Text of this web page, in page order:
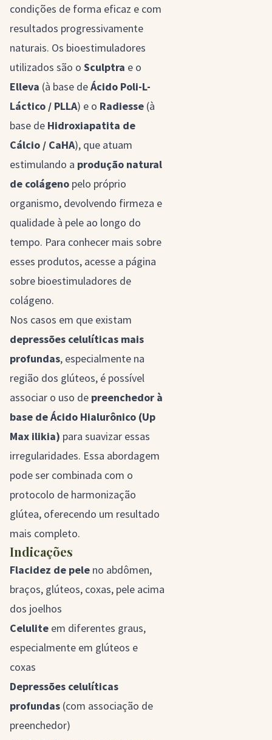
condições de forma eficaz e com
resultados progressivamente
naturais. Os bioestimuladores
utilizados são o Sculptra e o
Elleva (à base deÁcido Poli-L-
Láctico / PLLA) e o Radiesse (à
base de Hidroxiapatita de
Cálcio / CaHA), que atuam
estimulando a produção natural
de colágeno pelo próprio
organismo, devolvendo firmeza e
qualidade à pele ao longo do
tempo. Para conhecer mais sobre
esses produtos, acesse a página
sobre bioestimuladores de
colágeno.
Nos casos em que existam
depressões celulíticas mais
profundas, especialmente na
região dos glúteos, é possível
associar o uso de preenchedor à
base de Ácido Hialurônico (Up
Max ilikia) para suavizar essas
irregularidades. Essa abordagem
pode ser combinada com o
protocolo de harmonização
glútea, oferecendo um resultado
mais completo.
Indicações
Flacidez de pele no abdômen,
braços, glúteos, coxas, pele acima
dos joelhos
Celulite em diferentes graus,
especialmente em glúteos e
coxas
Depressões celulíticas
profundas (com associação de
preenchedor)